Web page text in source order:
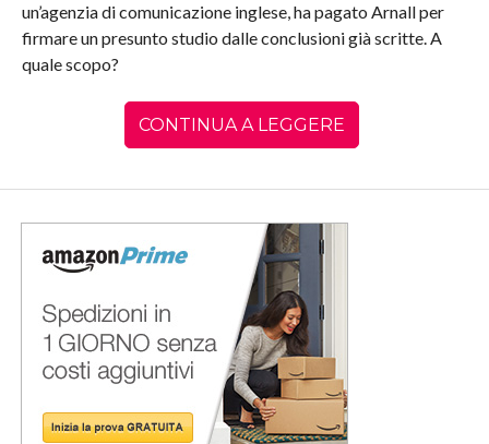
un’agenzia di comunicazione inglese, ha pagato Arnall per
firmare un presunto studio dalle conclusioni già scritte. A
quale scopo?
CONTINUA A LEGGERE